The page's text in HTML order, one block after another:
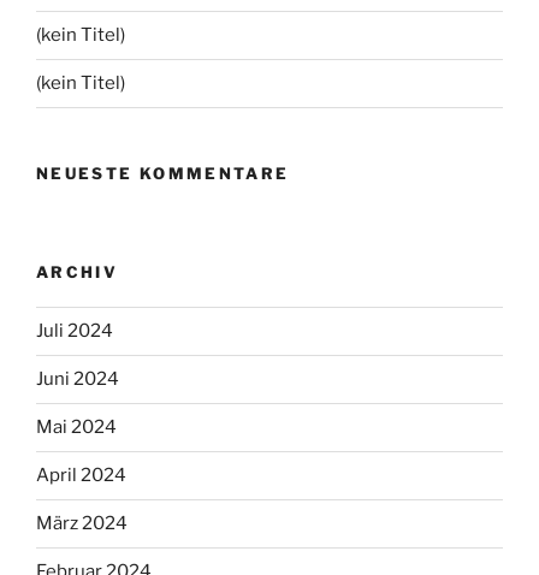
(kein Titel)
(kein Titel)
NEUESTE KOMMENTARE
ARCHIV
Juli 2024
Juni 2024
Mai 2024
April 2024
März 2024